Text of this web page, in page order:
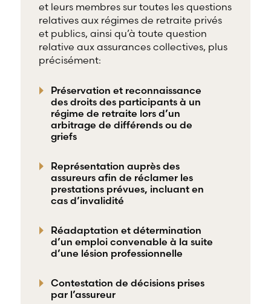
et leurs membres sur toutes les questions
relatives aux régimes de retraite privés
et publics, ainsi qu’à toute question
relative aux assurances collectives, plus
précisément:
Préservation et reconnaissance
des droits des participants à un
régime de retraite lors d’un
arbitrage de différends ou de
griefs
Représentation auprès des
assureurs afin de réclamer les
prestations prévues, incluant en
cas d’invalidité
Réadaptation et détermination
d’un emploi convenable à la suite
d’une lésion professionnelle
Contestation de décisions prises
par l’assureur